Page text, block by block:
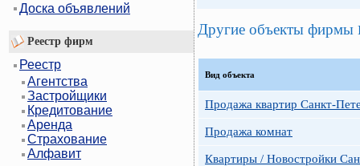
Доска объявлений
Реестр фирм
Реестр
Агентства
Застройщики
Кредитование
Аренда
Страхование
Алфавит
Другие объекты фирмы
Вид объекта
Продажа квартир Санкт-
Продажа комнат
Квартиры / Новостройки